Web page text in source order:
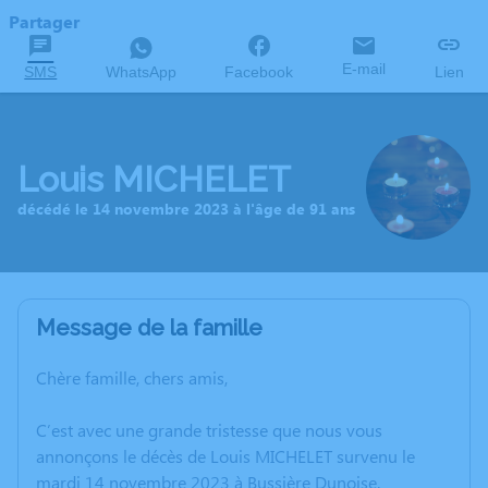
Partager
SMS WhatsApp Facebook E-mail Lien
Louis MICHELET
décédé le 14 novembre 2023 à l'âge de 91 ans
Message de la famille
Chère famille, chers amis,
C’est avec une grande tristesse que nous vous
annonçons le décès de Louis MICHELET survenu le
mardi 14 novembre 2023 à Bussière Dunoise.